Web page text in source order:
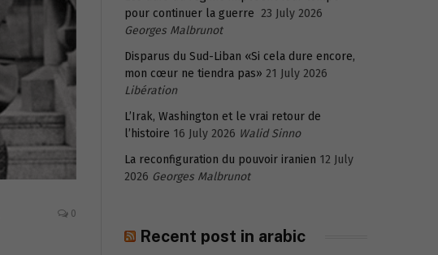
0
pour continuer la guerre 23 July 2026
Georges Malbrunot
Disparus du Sud-Liban «Si cela dure encore,
mon cœur ne tiendra pas» 21 July 2026
Libération
L’Irak, Washington et le vrai retour de
l’histoire 16 July 2026 Walid Sinno
La reconfiguration du pouvoir iranien 12 July
2026 Georges Malbrunot
Recent post in arabic